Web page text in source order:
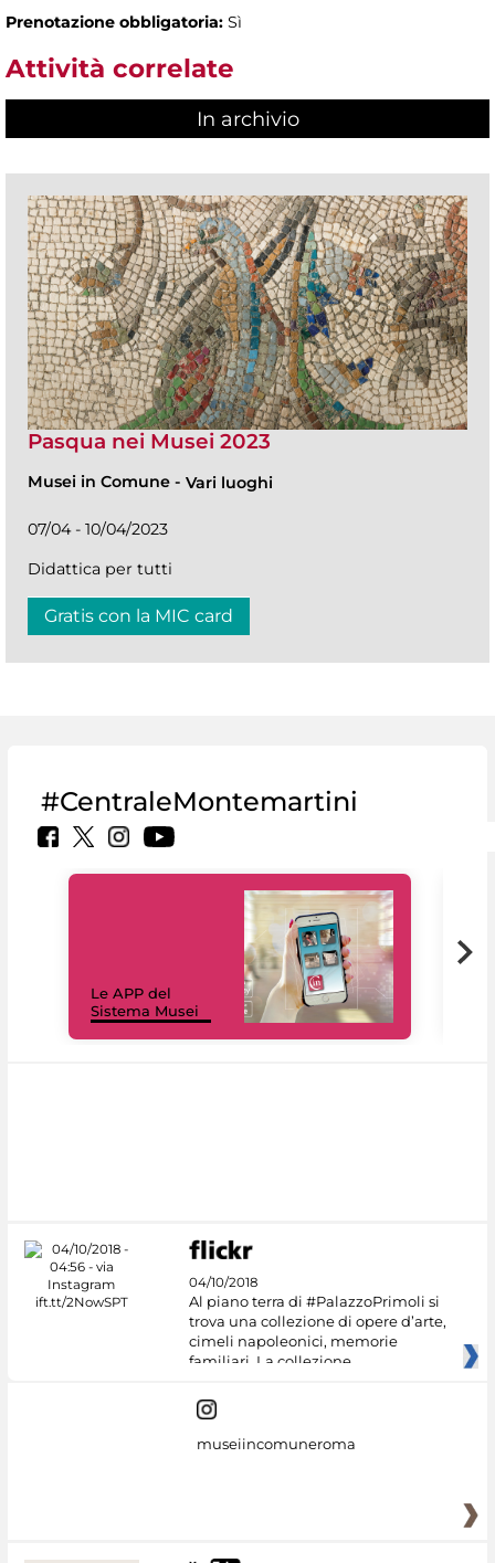
Prenotazione obbligatoria: Sì
Attività correlate
In archivio
Pasqua nei Musei 2023
Musei in Comune - Vari luoghi
07/04 - 10/04/2023
Didattica per tutti
Gratis con la MIC card
#CentraleMontemartini
Le APP del
Sistema Musei
04/10/2018
Al piano terra di #PalazzoPrimoli si
trova una collezione di opere d’arte,
cimeli napoleonici, memorie
familiari. La collezione
museiincomuneroma